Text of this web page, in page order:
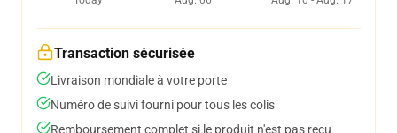
Transaction sécurisée
Livraison mondiale à votre porte
Numéro de suivi fourni pour tous les colis
Remboursement complet si le produit n'est pas reçu